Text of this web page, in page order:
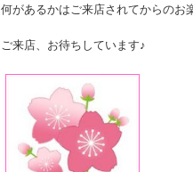
何があるかはご来店されてからの
ご来店、お待ちしています♪